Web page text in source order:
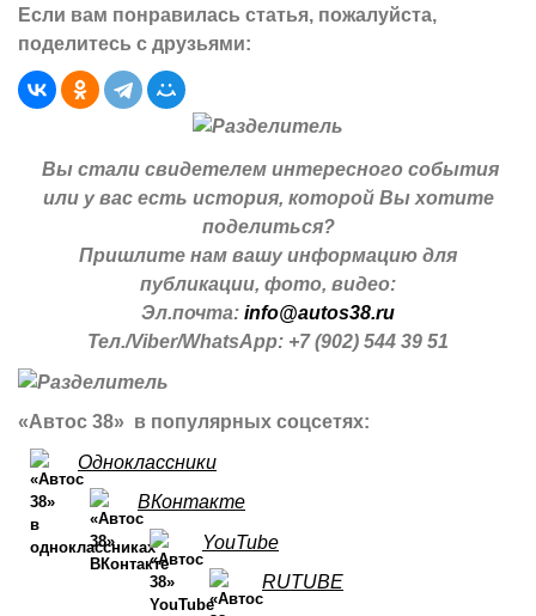
Если вам понравилась статья, пожалуйста,
поделитесь с друзьями:
Вы стали свидетелем интересного события
или у вас есть история, которой Вы хотите
поделиться?
Пришлите нам вашу информацию для
публикации, фото, видео:
Эл.почта: info@autos38.ru
Тел./Viber/WhatsApp: +7 (902) 544 39 51
«Автос 38» в популярных соцсетях:
Одноклассники
ВКонтакте
YouTube
RUTUBE